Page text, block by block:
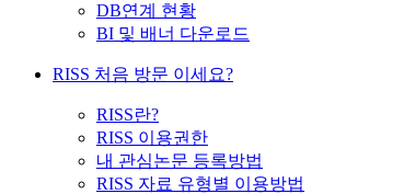
DB연계 현황
BI 및 배너 다운로드
RISS 처음 방문 이세요?
RISS란?
RISS 이용권한
내 관심논문 등록방법
RISS 자료 유형별 이용방법